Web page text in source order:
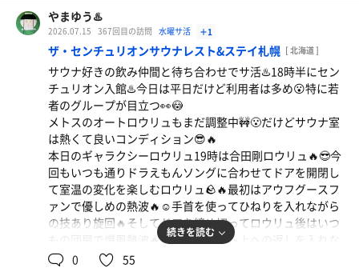
角ハイボール
汗🔥😆💦最後は参加者全員へ個別熱波で1234センチュリオ
ン🔥🙌🏻😆本日もシメに声を張り上げて終了❗️🔥😆💦ぴょ
んぴょん熱波は最高すぎる❗️🔥😆💦🐇
本日の水風呂は8.2℃と15.7℃表示❄️利用者が多めのせいか
少し高めの水温❄️☺️
仕上げはぴょんぴょん君からの団扇サービスで心地よい冷
風に包まれて昇天🪑☺️✨
最後は熱めのぽんさくの湯で体を温めて疲れた体を癒す♨️
❤️‍🩹☺️
軽めの1時間サウナで今日もリフレッシュ✨昼間暑かった
外気も少し落ち着いて夜風が気持ちがいい☺️✨
やまゆう♨️
2026.07.15 367回目の訪問 水曜サ活 ＋1
ザ・センチュリオンサウナレスト&ステイ札幌 [ 北海道 ]
サウナ好きの飲み仲間と待ち合わせでサ活♨️18時半にセン
チュリオン入館♨️今日は平日だけど利用者は多め😮特に若
者のグループが目立つ👀😳
メトスのオートロウリュもまだ調整中🚧😮だけどサウナ室
は熱くて良いコンディション😎🔥
本日のギャラクシーロウリュ19時は合田剛ロウリュ🔥😎今
回もいつも通りドラえもんソングに合わせてドアを開閉し
て室温の変化を楽しむロウリュ🪨🔥最初はアウフグースフ
ァンで優しめの熱波🔥☺️手首を使ってひねりを入れながら
の技あり旋回🔥そしてドアを締め切ってロウリュ後はいつ
もの団扇で爆風熱波🔥🔥今日も下から上への返しを入れな
がら風切音が響き渡る💨🔥正面で受けたら爆熱❗️🔥😱💦大
続きを読む
0 55